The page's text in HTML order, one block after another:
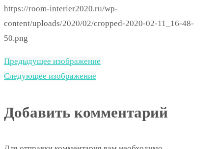
https://room-interier2020.ru/wp-
content/uploads/2020/02/cropped-2020-02-11_16-48-
50.png
Предыдущее изображение
Следующее изображение
Добавить комментарий